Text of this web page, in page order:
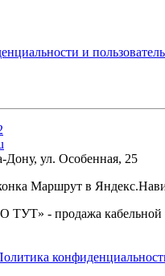
и
Дону, ул. Особенная, 25
Маршрут в
- продажа кабельной